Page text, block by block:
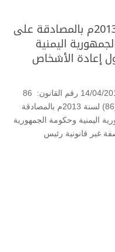
قرار جمهوري رقم (86) لسنة 2013م بالمصادقة على
اليمنية
إعادة الأشخاص
التصنيف: إداري تاريخ صدور القانون: 14/04/2013 رقم القانون: 86
سنة القانون: 2013 قرار جمهوري رقم (86) لسنة 2013م بالمصادقة
اليمنية وحكومة الجمهورية
غير قانونية رئيس